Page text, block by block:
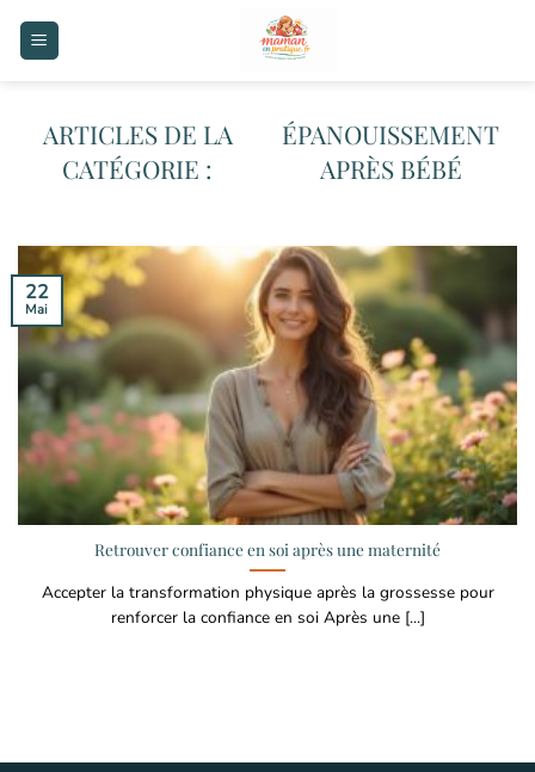
ÉPANOUISSEMENT
APRÈS BÉBÉ
Retrouver confiance en soi après une maternité
Accepter la transformation physique après la grossesse pour
renforcer la confiance en soi Après une [...]
22
Mai